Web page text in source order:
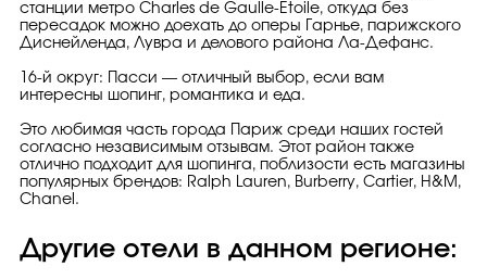
станции метро Charles de Gaulle-Etoile, откуда без
пересадок можно доехать до оперы Гарнье, парижского
Диснейленда, Лувра и делового района Ла-Дефанс.
16-й округ: Пасси — отличный выбор, если вам
интересны шопинг, романтика и еда.
Это любимая часть города Париж среди наших гостей
согласно независимым отзывам. Этот район также
отлично подходит для шопинга, поблизости есть магазины
популярных брендов: Ralph Lauren, Burberry, Cartier, H&M,
Chanel.
Другие отели в данном регионе: